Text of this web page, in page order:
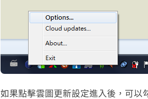
如果點擊雲圖更新設定進入後，可以